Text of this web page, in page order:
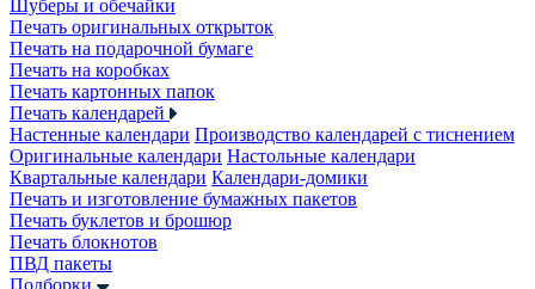
Шуберы и обечайки
Печать оригинальных открыток
Печать на подарочной бумаге
Печать на коробках
Печать картонных папок
Печать календарей
Настенные календари Производство календарей с тиснением
Оригинальные календари Настольные календари
Квартальные календари Календари-домики
Печать и изготовление бумажных пакетов
Печать буклетов и брошюр
Печать блокнотов
ПВД пакеты
Подборки